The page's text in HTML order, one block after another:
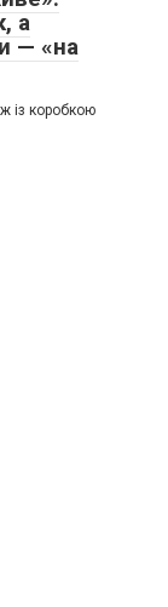
а
— «на
із коробкою